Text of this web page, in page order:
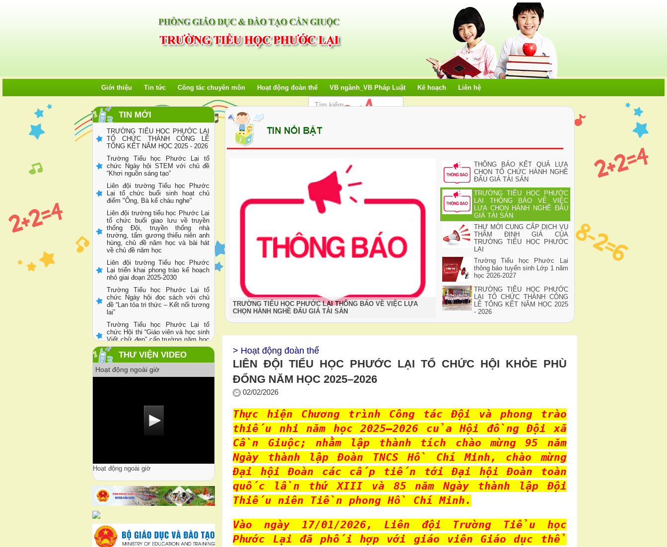
Giới thiệu Tin tức Công tác chuyên môn Hoạt động đoàn thể VB ngành_VB Pháp Luật Kế hoạch Liên hệ
TIN MỚI
Trường Tiểu học Phước Lại tổ
chức Ngày hội STEM với chủ đề
“Khơi nguồn sáng tạo”
tổ chức buổi giao lưu về truyền
thống Đội, truyền thống nhà
trường, tấm gương thiếu niên anh
hùng, chủ đề năm học và bài hát
về chủ đề năm học
Liên đội trường Tiểu học Phước
Lại triển khai phong trào kế hoạch
nhỏ giai đoạn 2025-2030
Trường Tiểu học Phước Lại tổ
chức Ngày hội đọc sách với chủ
đề “Lan tỏa tri thức – Kết nối tương
Trường Tiểu học Phước Lại tổ
chức Hội thi “Giáo viên và học sinh
Viết chữ đẹp” cấp trường năm học
2025–2026
Liên đội trường Tiểu học Phước
Lại tổ chức Ngày hội thiếu nhi vui
khoẻ - Tiến bước lên Đoàn năm
học 2025-2026
THƯ VIỆN VIDEO
Hoạt động ngoài giờ
Hoạt động ngoài giờ
TRƯỜNG TIỂU HỌC PHƯỚC LẠI THÔNG BÁO VỀ VIỆC LỰA
CHỌN HÀNH NGHỀ ĐẤU GIÁ TÀI SẢN
THÔNG BÁO KẾT QUẢ LỰA
CHỌN TỔ CHỨC HÀNH NGHỀ
ĐẤU GIÁ TÀI SẢN
TRƯỜNG TIỂU HỌC PHƯỚC
LẠI THÔNG BÁO VỀ VIỆC
LỰA CHỌN HÀNH NGHỀ ĐẤU
GIÁ TÀI SẢN
THƯ MỜI CUNG CẤP DỊCH VỤ
THẨM ĐỊNH GIÁ CỦA
TRƯỜNG TIỂU HỌC PHƯỚC
LẠI
Trường Tiểu học Phước Lại
thông báo tuyển sinh Lớp 1 năm
học 2026-2027
TRƯỜNG TIỂU HỌC PHƯỚC
LẠI TỔ CHỨC THÀNH CÔNG
LỄ TỔNG KẾT NĂM HỌC 2025
- 2026
> Hoạt động đoàn thể
LIÊN ĐỘI TIỂU HỌC PHƯỚC LẠI TỔ CHỨC HỘI KHỎE PHÙ
ĐỔNG NĂM HỌC 2025–2026
02/02/2026
Thực hiện Chương trình Công tác Đội và phong trào
thiếu nhi năm học 2025–2026 của Hội đồng Đội xã
Cần Giuộc; nhằm lập thành tích chào mừng 95 năm
Ngày thành lập Đoàn TNCS Hồ Chí Minh, chào mừng
Đại hội Đoàn các cấp tiến tới Đại hội Đoàn toàn
quốc lần thứ XIII và 85 năm Ngày thành lập Đội
Thiếu niên Tiền phong Hồ Chí Minh.
Vào ngày 17/01/2026, Liên đội Trường Tiểu học
Phước Lại đã phối hợp với giáo viên Giáo dục thể